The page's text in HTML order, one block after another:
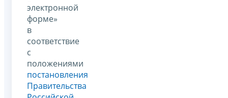
электронной
форме»
в
соответствие
с
положениями
постановления
Правительства